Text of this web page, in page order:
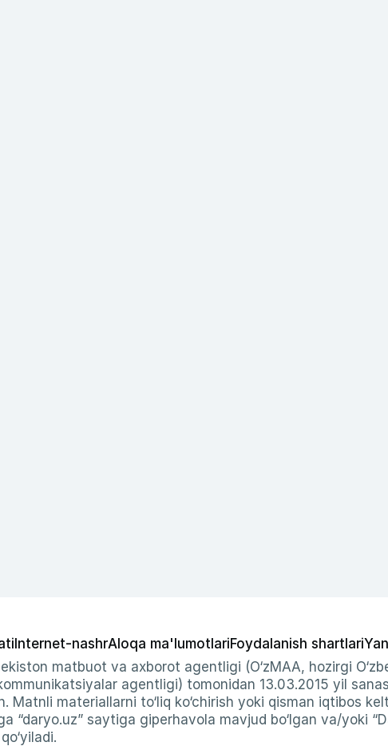
Internet-nashrAloqa ma'lumotlariFoydalanish shartlari
matbuot va axborot agentligi (O‘zMAA, hozirgi
agentligi) tomonidan 13.03.2015 yil
Matnli materiallarni to‘liq ko‘chirish yoki qisman iqtibos
“daryo.uz” saytiga giperhavola mavjud bo‘lgan va/yoki